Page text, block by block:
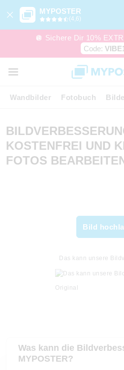
MYPOSTER
(4,6)
🪩 Sichere Dir 10%
Code:
Wandbilder Fotobuch
KOSTENFREI UND
FOTOS
Das kann unsere
Original
Bild
Was kann die
MYPOSTER?